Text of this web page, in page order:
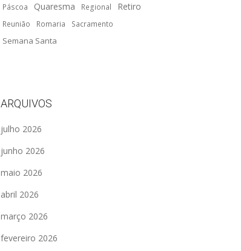
Páscoa Quaresma Regional Retiro
Reunião Romaria Sacramento
Semana Santa
ARQUIVOS
julho 2026
junho 2026
maio 2026
abril 2026
março 2026
fevereiro 2026